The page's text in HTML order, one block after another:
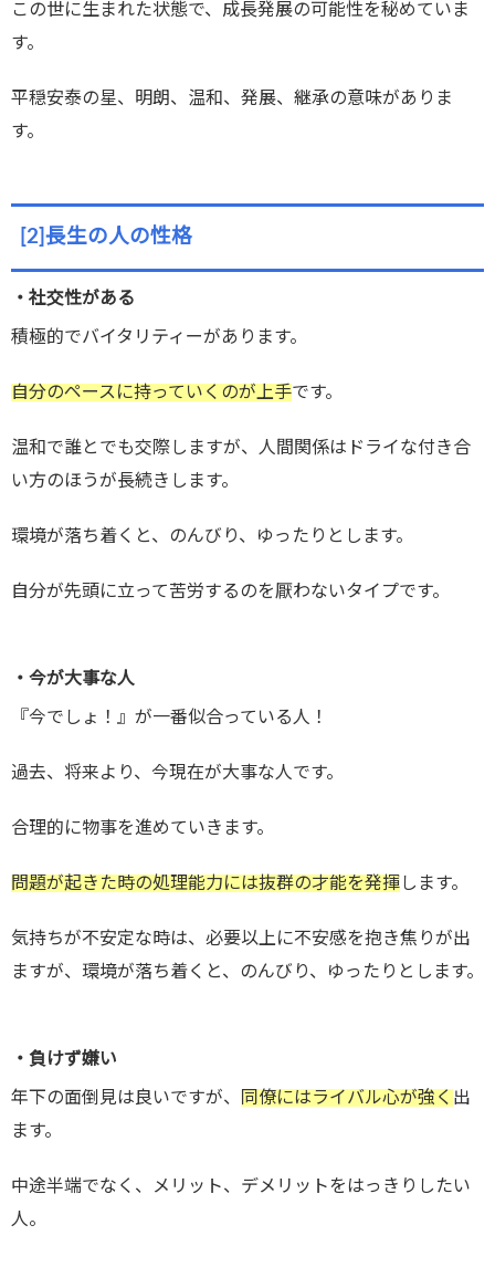
この世に生まれた状態で、成長発展の可能性を秘めていま
す。
平穏安泰の星、明朗、温和、発展、継承の意味がありま
す。
[2]長生の人の性格
・社交性がある
積極的でバイタリティーがあります。
自分のペースに持っていくのが上手です。
温和で誰とでも交際しますが、人間関係はドライな付き合
い方のほうが長続きします。
環境が落ち着くと、のんびり、ゆったりとします。
自分が先頭に立って苦労するのを厭わないタイプです。
・今が大事な人
『今でしょ！』が一番似合っている人！
過去、将来より、今現在が大事な人です。
合理的に物事を進めていきます。
問題が起きた時の処理能力には抜群の才能を発揮します。
気持ちが不安定な時は、必要以上に不安感を抱き焦りが出
ますが、環境が落ち着くと、のんびり、ゆったりとします。
・負けず嫌い
年下の面倒見は良いですが、 同僚にはライバル心が強く 出
ます。
中途半端でなく、メリット、デメリットをはっきりしたい
人。